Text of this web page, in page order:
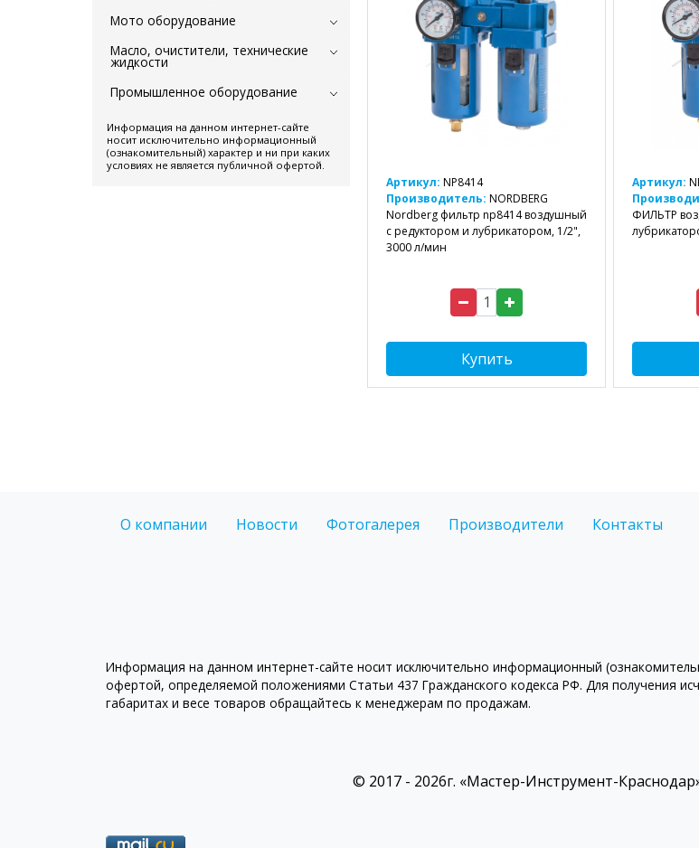
Мото оборудование
Масло, очистители, технические
жидкости
Промышленное оборудование
Информация на данном интернет-сайте
носит исключительно информационный
(ознакомительный) характер и ни при каких
условиях не является публичной офертой.
Артикул: NP8414
Производитель: NORDBERG
Nordberg фильтр np8414 воздушный
с редуктором и лубрикатором, 1/2",
3000 л/мин
Купить
Артикул:
ФИЛЬТР
О компании Новости Фотогалерея Производители Контакты
Информация на данном интернет-сайте носит исключительно информационный
офертой, определяемой положениями Статьи 437 Гражданского кодекса РФ. Для получения
габаритах и весе товаров обращайтесь к менеджерам по продажам.
© 2017 - 2026г. «Мастер-Инструмент-